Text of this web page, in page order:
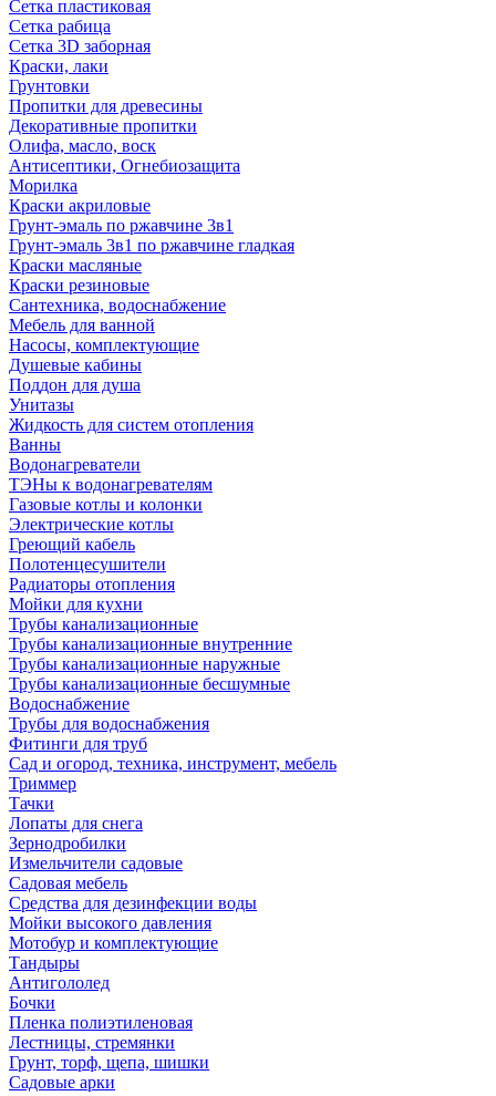
Сетка пластиковая
Сетка рабица
Сетка 3D заборная
Краски, лаки
Грунтовки
Пропитки для древесины
Декоративные пропитки
Олифа, масло, воск
Антисептики, Огнебиозащита
Морилка
Краски акриловые
Грунт-эмаль по ржавчине 3в1
Грунт-эмаль 3в1 по ржавчине гладкая
Краски масляные
Краски резиновые
Сантехника, водоснабжение
Мебель для ванной
Насосы, комплектующие
Душевые кабины
Поддон для душа
Унитазы
Жидкость для систем отопления
Ванны
Водонагреватели
ТЭНы к водонагревателям
Газовые котлы и колонки
Электрические котлы
Греющий кабель
Полотенцесушители
Радиаторы отопления
Мойки для кухни
Трубы канализационные
Трубы канализационные внутренние
Трубы канализационные наружные
Трубы канализационные бесшумные
Водоснабжение
Трубы для водоснабжения
Фитинги для труб
Сад и огород, техника, инструмент, мебель
Триммер
Тачки
Лопаты для снега
Зернодробилки
Измельчители садовые
Садовая мебель
Средства для дезинфекции воды
Мойки высокого давления
Мотобур и комплектующие
Тандыры
Антигололед
Бочки
Пленка полиэтиленовая
Лестницы, стремянки
Грунт, торф, щепа, шишки
Садовые арки